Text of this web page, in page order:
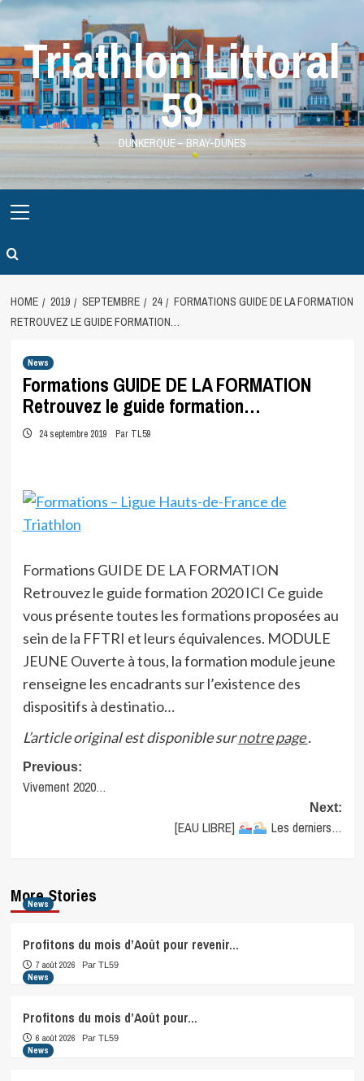
Skip
contentTriathlon Littoral
59
DUNKERQUE – BRAY-DUNES
Menu
HOME 2019 SEPTEMBRE 24
FORMATIONS GUIDE DE LA FORMATION
RETROUVEZ LE GUIDE FORMATION…
News
Formations GUIDE DE LA FORMATION
Retrouvez le guide formation…
24 septembre 2019 Par TL59
Formations GUIDE DE LA FORMATION
Retrouvez le guide formation 2020 ICI Ce guide
vous présente toutes les formations proposées au
sein de la FFTRI et leurs équivalences. MODULE
JEUNE Ouverte à tous, la formation module jeune
renseigne les encadrants sur l’existence des
dispositifs à destinatio…
L’article original est disponible surnotre page.
Post
navigation
Previous:
Vivement 2020…
Next:
[EAU LIBRE] Les derniers…
More Stories
News
Profitons du mois d’Août pour revenir…
7 août 2026 Par TL59
News
Profitons du mois d’Août pour…
6 août 2026 Par TL59
News